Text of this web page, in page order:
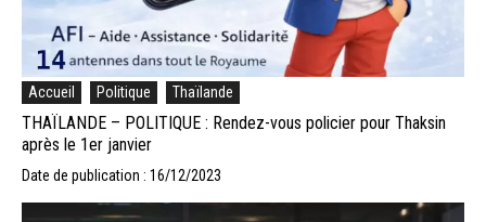
Accueil Politique Thaïlande
THAÏLANDE – POLITIQUE : Rendez-vous policier pour Thaksin
après le 1er janvier
Date de publication : 16/12/2023